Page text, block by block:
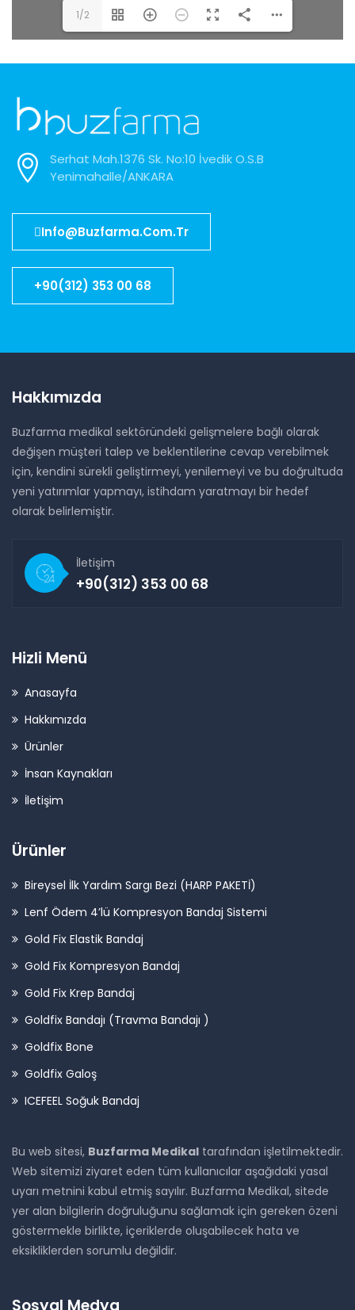
1/2
Serhat Mah.1376 Sk. No:10 İvedik O.S.B
Yenimahalle/ANKARA
Info@buzfarma.com.tr
+90(312) 353 00 68
Hakkımızda
Buzfarma medikal sektöründeki gelişmelere bağlı olarak
değişen müşteri talep ve beklentilerine cevap verebilmek
için, kendini sürekli geliştirmeyi, yenilemeyi ve bu doğrultuda
yeni yatırımlar yapmayı, istihdam yaratmayı bir hedef
olarak belirlemiştir.
İletişim
+90(312) 353 00 68
Hizli Menü
Anasayfa
Hakkımızda
Ürünler
İnsan Kaynakları
İletişim
Ürünler
Bireysel İlk Yardım Sargı Bezi (HARP PAKETİ)
Lenf Ödem 4’lü Kompresyon Bandaj Sistemi
Gold Fix Elastik Bandaj
Gold Fix Kompresyon Bandaj
Gold Fix Krep Bandaj
Goldfix Bandajı (Travma Bandajı )
Goldfix Bone
Goldfix Galoş
ICEFEEL Soğuk Bandaj
Bu web sitesi, Buzfarma Medikal tarafından işletilmektedir.
Web sitemizi ziyaret eden tüm kullanıcılar aşağıdaki yasal
uyarı metnini kabul etmiş sayılır. Buzfarma Medikal, sitede
yer alan bilgilerin doğruluğunu sağlamak için gereken özeni
göstermekle birlikte, içeriklerde oluşabilecek hata ve
eksikliklerden sorumlu değildir.
Sosyal Medya